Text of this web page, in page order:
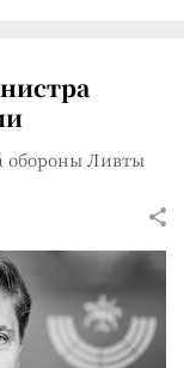
обороны Ливты